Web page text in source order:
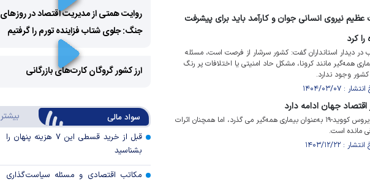
عظیم نیروی انسانی جوان و کارآمد باید برای پیشرفت
کرد
در دیدار استانداران گفت: کشور سرشار از فرصت است، مسئله
همه‌گیر مانند کرونا، مشکل حاد امنیتی یا اختلافات پر رنگ
وجود ندارد.
اقتصاد جهان ادامه دارد
پنج سال از زمان شیوع ویروس کووید-۱۹ به‌عنوان بیماری همه‌گیر می گذرد، اما همچنان اثرات
مانده است.
Play
Video
روایت همتی از مدیریت اقتصاد در روزهای
جنگ: جلوی شتاب فزاینده تورم را گرفتیم
Video
ارز کشور گروگان کارت‌های بازرگانی
سواد مالی بیشتر
قبل از خرید قسطی این ۷ هزینه پنهان را
بشناسید
مکاتب اقتصادی و مسئله سیاست‌گذاری